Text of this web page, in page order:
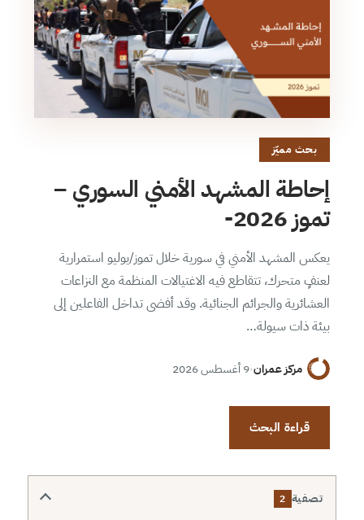
بحث مميّز
إحاطة المشهد الأمني السوري –
تموز 2026-
يعكس المشهد الأمني في سورية خلال تموز/يوليو استمرارية
لعنفٍ متحرك، تتقاطع فيه الاغتيالات المنظمة مع النزاعات
العشائرية والجرائم الجنائية. وقد أفضى تداخل الفاعلين إلى
بيئة ذات سيولة…
مركز عمران·9 أغسطس 2026
قراءة البحث
تصفية 2